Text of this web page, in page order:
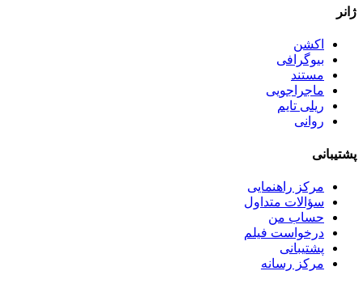
ژانر
اکشن
بیوگرافی
مستند
ماجراجویی
ریلی تایم
روانی
پشتیبانی
مرکز راهنمایی
سؤالات متداول
حساب من
درخواست فیلم
پشتیبانی
مرکز رسانه